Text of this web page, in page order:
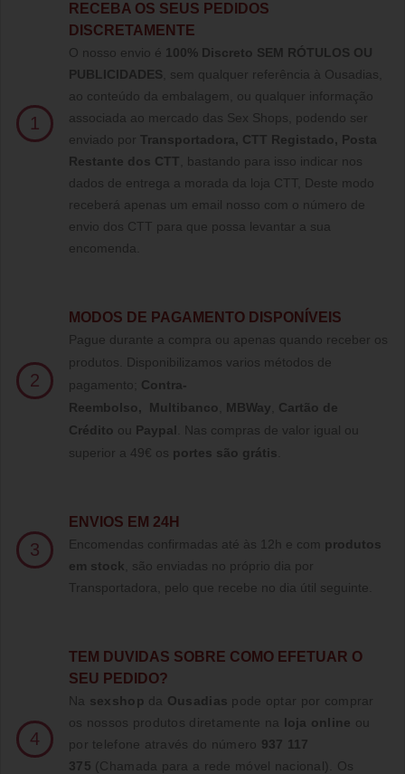
1
RECEBA OS SEUS PEDIDOS
DISCRETAMENTE
O nosso envio é 100% Discreto SEM RÓTULOS OU
PUBLICIDADES , sem qualquer referência à Ousadias,
ao conteúdo da embalagem, ou qualquer informação
associada ao mercado das Sex Shops, podendo ser
enviado por Transportadora, CTT Registado, Posta
Restante dos CTT , bastando para isso indicar nos
dados de entrega a morada da loja CTT, Deste modo
receberá apenas um email nosso com o número de
envio dos CTT para que possa levantar a sua
encomenda.
2
MODOS DE PAGAMENTO DISPONÍVEIS
Pague durante a compra ou apenas quando receber os
produtos. Disponibilizamos varios métodos de
pagamento; Contra-
Reembolso, Multibanco MBWay
Cartão de
Crédito ou Paypal
Nas compras de valor igual ou
superior a 49€ os portes são grátis
3
ENVIOS EM 24H
Encomendas confirmadas até às 12h e com produtos
em stock , são enviadas no próprio dia por
Transportadora, pelo que recebe no dia útil seguinte.
4
TE M DUVIDAS SOBRE COMO EFETUAR O
SEU PEDIDO?
Na sexshop da Ousadias pode optar por comprar
os nossos produtos diretamente na loja online ou
por telefone através do número 937 117
375 (Chamada para a rede móvel nacional)
. Os